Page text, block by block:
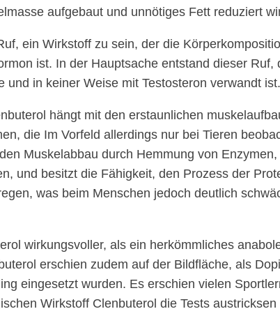
aufgebaut und unnötiges Fett reduziert
ein Wirkstoff zu sein, der die
ist. In der Hauptsache entstand dieser Ruf,
und in keiner Weise mit Testosteron verwandt ist.
hängt mit den erstaunlichen
die Im Vorfeld allerdings nur bei Tieren
Muskelabbau durch Hemmung von Enzymen,
und besitzt die Fähigkeit, den Prozess der
was beim Menschen jedoch deutlich
wirkungsvoller, als ein herkömmliches
erschien zudem auf der Bildfläche, als
eingesetzt wurden. Es erschien vielen
Wirkstoff Clenbuterol die Tests